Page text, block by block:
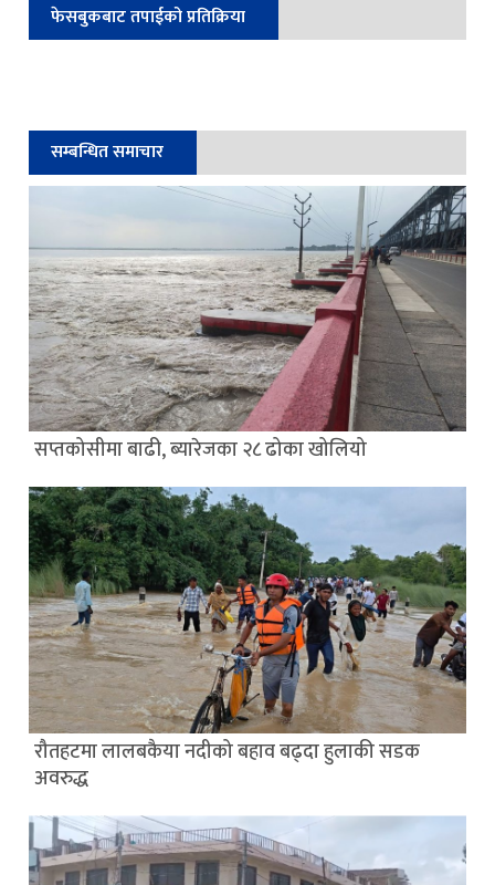
फेसबुकबाट तपाईको प्रतिक्रिया
सम्बन्धित समाचार
सप्तकोसीमा बाढी, ब्यारेजका २८ ढोका खोलियो
रौतहटमा लालबकैया नदीको बहाव बढ्दा हुलाकी सडक
अवरुद्ध